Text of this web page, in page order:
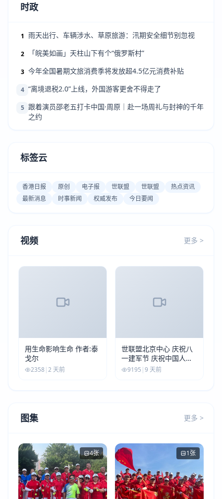
时政
1 雨天出行、车辆涉水、草原旅游：汛期安全细节别忽视
2 「皖美如画」天柱山下有个“俄罗斯村”
3 今年全国暑期文旅消费季将发放超4.5亿元消费补贴
4 “离境退税2.0”上线，外国游客更舍不得走了
5 跟着演员邵老五打卡中国·周原｜赴一场周礼与封神的千年
之约
标签云
香港日报 原创 电子报 世联盟 世联盟
热点资讯
最新消息
时事新闻 权威发布 今日要闻
视频 更多 >
用生命影响生命 作者:泰
戈尔
2358|2 天前
世联盟北京中心 庆祝八
一建军节 庆祝中国人民
解放军建军99周年
9195 |9 天前
图集 更多 >
4张 1张